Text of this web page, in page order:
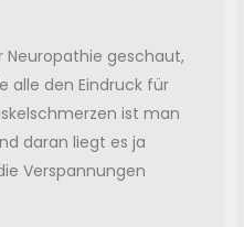
Neuropathie geschaut,
alle den Eindruck für
ist man
daran liegt es ja
Verspannungen